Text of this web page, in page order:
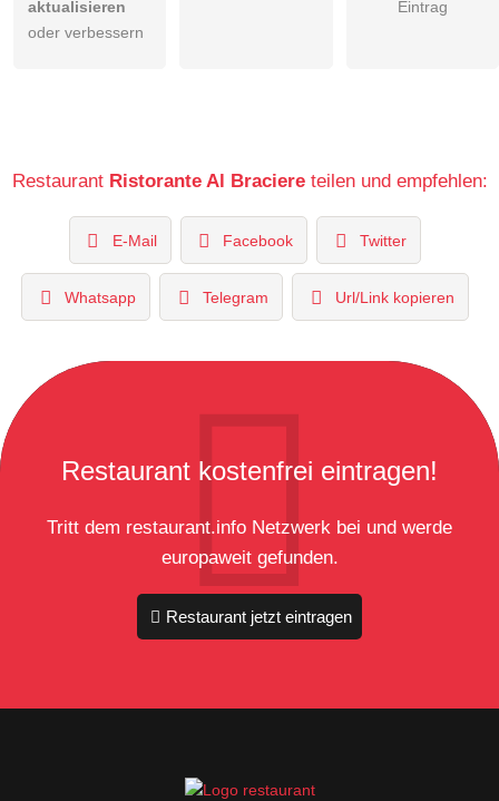
aktualisieren
oder verbessern
Eintrag
Restaurant Ristorante Al Braciereteilen und empfehlen:
E-Mail Facebook Twitter
Whatsapp Telegram Url/Link kopieren
Restaurant kostenfrei eintragen!
Tritt dem restaurant.info Netzwerk bei und werde
europaweit gefunden.
Restaurant jetzt eintragen